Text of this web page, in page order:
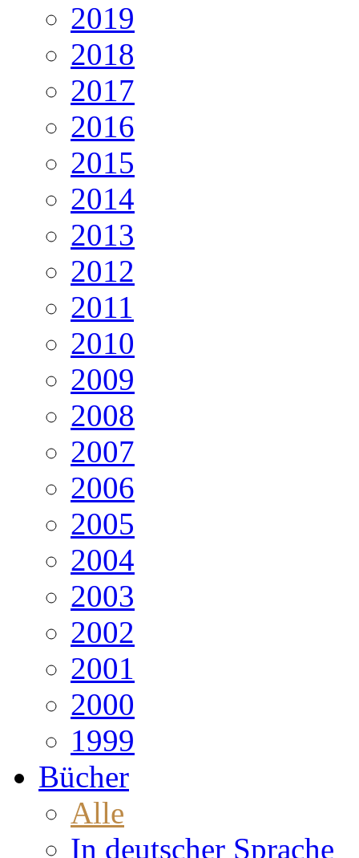
2019
2018
2017
2016
2015
2014
2013
2012
2011
2010
2009
2008
2007
2006
2005
2004
2003
2002
2001
2000
1999
Bücher
Alle
In deutscher Sprache